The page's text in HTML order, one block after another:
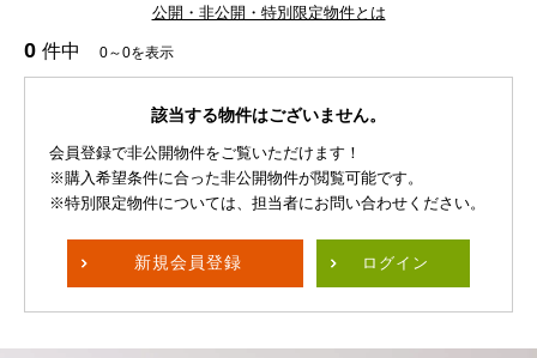
公開・非公開・特別限定物件とは
0 件中 0～0を表示
該当する物件はございません。
会員登録で非公開物件をご覧いただけます！
※購入希望条件に合った非公開物件が閲覧可能です。
※特別限定物件については、担当者にお問い合わせください。
新規会員登録 ログイン